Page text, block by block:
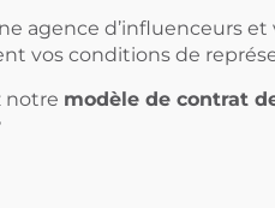
agence d’influenceurs
vos conditions de
notre modèle de contrat